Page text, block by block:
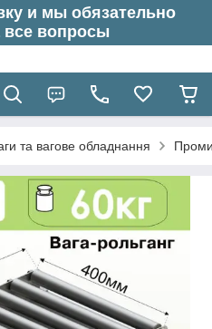
и мы обязательно
все вопросы
та вагове обладнання